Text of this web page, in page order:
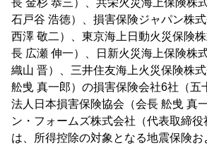
長 金杉 恭三）、共栄火災海上保険株
石戸谷 浩徳）、損害保険ジャパン株
西澤 敬二）、東京海上日動火災保険
長 広瀬 伸一）、日新火災海上保険株
織山 晋）、三井住友海上火災保険株
舩曵 真一郎）の損害保険会社6社（五
法人日本損害保険協会（会長 舩曵 真
ン・フォームズ株式会社（代表取締役
は、所得控除の対象となる地震保険